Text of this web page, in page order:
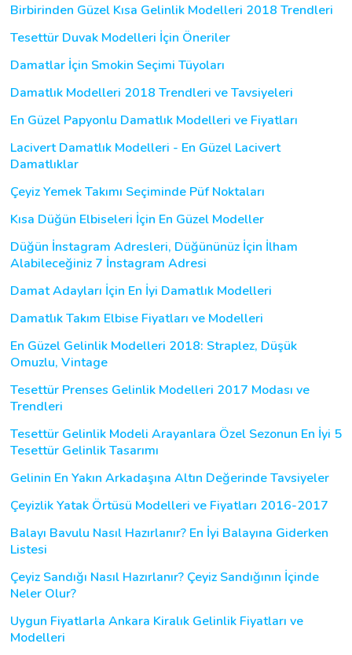
Birbirinden Güzel Kısa Gelinlik Modelleri 2018 Trendleri
Tesettür Duvak Modelleri İçin Öneriler
Damatlar İçin Smokin Seçimi Tüyoları
Damatlık Modelleri 2018 Trendleri ve Tavsiyeleri
En Güzel Papyonlu Damatlık Modelleri ve Fiyatları
Lacivert Damatlık Modelleri - En Güzel Lacivert
Damatlıklar
Çeyiz Yemek Takımı Seçiminde Püf Noktaları
Kısa Düğün Elbiseleri İçin En Güzel Modeller
Düğün İnstagram Adresleri, Düğününüz İçin İlham
Alabileceğiniz 7 İnstagram Adresi
Damat Adayları İçin En İyi Damatlık Modelleri
Damatlık Takım Elbise Fiyatları ve Modelleri
En Güzel Gelinlik Modelleri 2018: Straplez, Düşük
Omuzlu, Vintage
Tesettür Prenses Gelinlik Modelleri 2017 Modası ve
Trendleri
Tesettür Gelinlik Modeli Arayanlara Özel Sezonun En İyi 5
Tesettür Gelinlik Tasarımı
Gelinin En Yakın Arkadaşına Altın Değerinde Tavsiyeler
Çeyizlik Yatak Örtüsü Modelleri ve Fiyatları 2016-2017
Balayı Bavulu Nasıl Hazırlanır? En İyi Balayına Giderken
Listesi
Çeyiz Sandığı Nasıl Hazırlanır? Çeyiz Sandığının İçinde
Neler Olur?
Uygun Fiyatlarla Ankara Kiralık Gelinlik Fiyatları ve
Modelleri